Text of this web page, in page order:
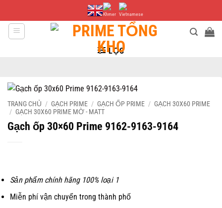
LỌC
TRANG CHỦ / GẠCH PRIME / GẠCH ỐP PRIME / GẠCH 30X60 PRIME
/ GẠCH 30X60 PRIME MỜ - MATT
Gạch ốp 30×60 Prime 9162-9163-9164
Sản phẩm chính hãng 100% loại 1
Miễn phí vận chuyển trong thành phố